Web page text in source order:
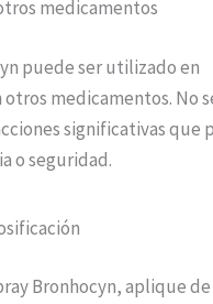
medicamentos
puede ser utilizado en
medicamentos. No
significativas que
o seguridad.
Bronhocyn, aplique de